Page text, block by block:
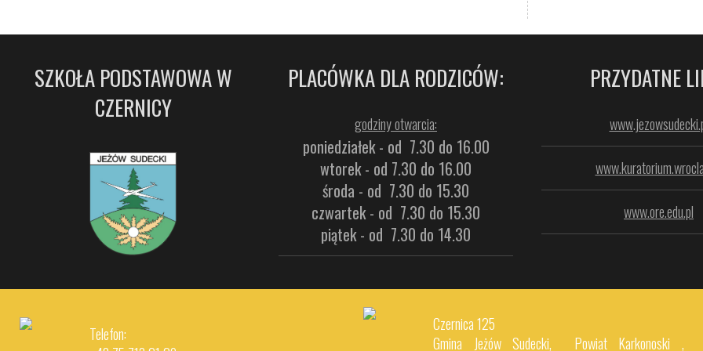
SZKOŁA PODSTAWOWA W
CZERNICY
PLACÓWKA DLA RODZICÓW:
godziny otwarcia:
poniedziałek - od 7.30 do 16.00
wtorek - od 7.30 do 16.00
środa - od 7.30 do 15.30
czwartek - od 7.30 do 15.30
piątek - od 7.30 do 14.30
PRZYDATNE
www.ore.edu.pl
Telefon:
Czernica 125
Gmina Jeżów Sudecki, Powiat Karkonoski ,